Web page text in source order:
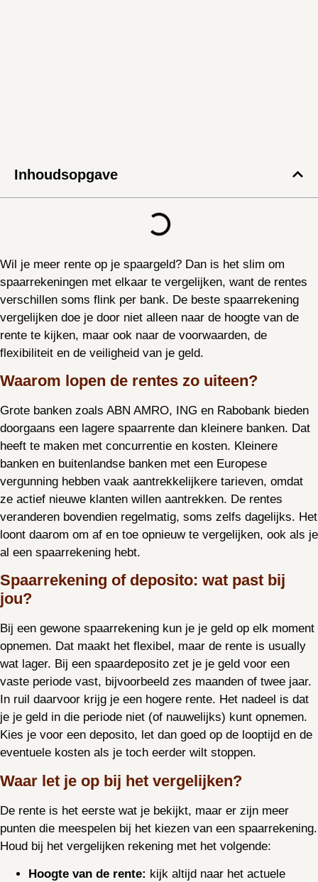
Inhoudsopgave
Wil je meer rente op je spaargeld? Dan is het slim om
spaarrekeningen met elkaar te vergelijken, want de rentes
verschillen soms flink per bank. De beste spaarrekening
vergelijken doe je door niet alleen naar de hoogte van de
rente te kijken, maar ook naar de voorwaarden, de
flexibiliteit en de veiligheid van je geld.
Waarom lopen de rentes zo uiteen?
Grote banken zoals ABN AMRO, ING en Rabobank bieden
doorgaans een lagere spaarrente dan kleinere banken. Dat
heeft te maken met concurrentie en kosten. Kleinere
banken en buitenlandse banken met een Europese
vergunning hebben vaak aantrekkelijkere tarieven, omdat
ze actief nieuwe klanten willen aantrekken. De rentes
veranderen bovendien regelmatig, soms zelfs dagelijks. Het
loont daarom om af en toe opnieuw te vergelijken, ook als je
al een spaarrekening hebt.
Spaarrekening of deposito: wat past bij
jou?
Bij een gewone spaarrekening kun je je geld op elk moment
opnemen. Dat maakt het flexibel, maar de rente is usually
wat lager. Bij een spaardeposito zet je je geld voor een
vaste periode vast, bijvoorbeeld zes maanden of twee jaar.
In ruil daarvoor krijg je een hogere rente. Het nadeel is dat
je je geld in die periode niet (of nauwelijks) kunt opnemen.
Kies je voor een deposito, let dan goed op de looptijd en de
eventuele kosten als je toch eerder wilt stoppen.
Waar let je op bij het vergelijken?
De rente is het eerste wat je bekijkt, maar er zijn meer
punten die meespelen bij het kiezen van een spaarrekening.
Houd bij het vergelijken rekening met het volgende:
Hoogte van de rente: kijk altijd naar het actuele